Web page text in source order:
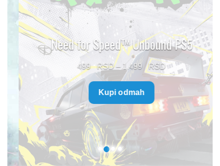
Need for Speed™ Unbound PS5
499 – 1.499
Price
range:
through
1.499 $
Kupi odmah